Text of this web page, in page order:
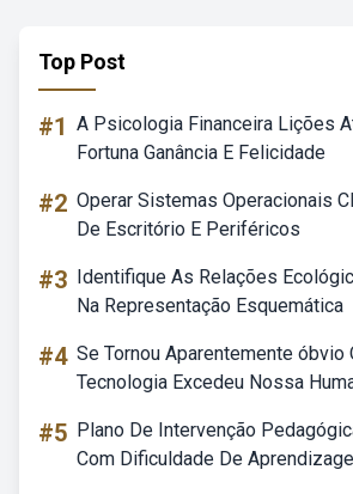
Top Post
#1 A Psicologia Financeira Lições
Fortuna Ganância E Felicidade
#2 Operar Sistemas Operacionais
De Escritório E Periféricos
#3 Identifique As Relações
Na Representação Esquemática
#4 Se Tornou Aparentemente óbvio
Tecnologia Excedeu Nossa
#5 Plano De Intervenção
Com Dificuldade De